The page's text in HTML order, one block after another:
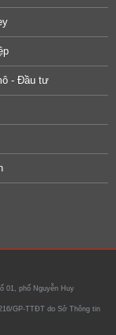
- Đầu tư
01, phố Nguyễn Huy
GP-TTĐT do Sở Thông tin